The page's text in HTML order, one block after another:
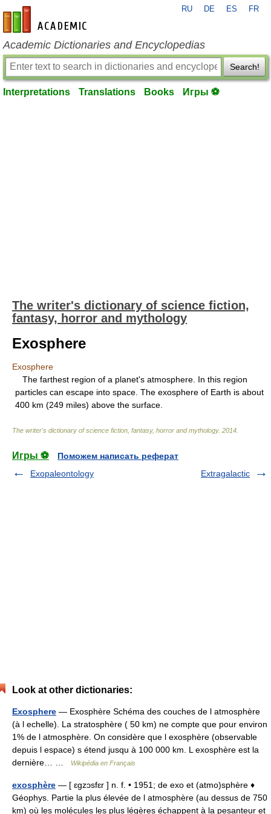
en-academic.com
RU DE ES FR
Academic Dictionaries and Encyclopedias
Search!
Interpretations Translations Books Игры ⚽
The writer's dictionary of science fiction,
fantasy, horror and mythology
Exosphere
Exosphere
The farthest region of a planet's atmosphere. In this region
particles can escape into space. The exosphere of Earth is about
400 km (249 miles) above the surface.
The writer's dictionary of science fiction, fantasy, horror and mythology. 2014
Игры ⚽
Поможем написать реферат
Exopaleontology
Extragalactic
Look at other dictionaries:
Exosphere — Exosphère Schéma des couches de l atmosphère
(à l echelle). La stratosphère ( 50 km) ne compte que pour environ
1% de l atmosphère. On considère que l exosphère (observable
depuis l espace) s étend jusqu à 100 000 km. L exosphère est la
dernière… …
Wikipédia en Français
exosphère — [ ɛgzɔsfɛr ] n. f. • 1951; de exo et (atmo)sphère ♦
Géophys. Partie la plus élevée de l atmosphère (au dessus de 750
km) où les molécules les plus légères échappent à la pesanteur et